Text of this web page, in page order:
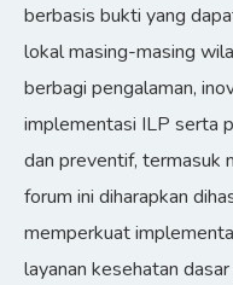
berbasis bukti yang
lokal masing-masing
berbagi pengalaman,
implementasi ILP serta
dan preventif, termasuk
forum ini diharapkan
memperkuat
layanan kesehatan